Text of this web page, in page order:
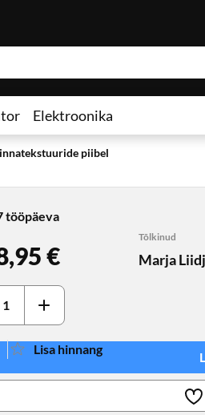
Elektroonika
piibel
Tõlkinud
Marja
Lisa hinnang
tööpäeva
€